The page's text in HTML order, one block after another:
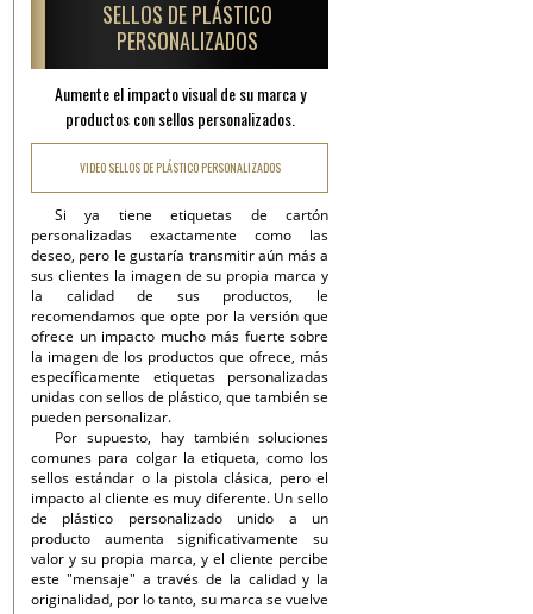
SELLOS DE PLÁSTICO
PERSONALIZADOS
Aumente el impacto visual de su marca y
productos con sellos personalizados.
VIDEO SELLOS DE PLÁSTICO PERSONALIZADOS
Si ya tiene etiquetas de cartón
personalizadas exactamente como las
deseo, pero le gustaría transmitir aún más a
sus clientes la imagen de su propia marca y
la calidad de sus productos, le
recomendamos que opte por la versión que
ofrece un impacto mucho más fuerte sobre
la imagen de los productos que ofrece, más
específicamente etiquetas personalizadas
unidas con sellos de plástico, que también se
pueden personalizar.
Por supuesto, hay también soluciones
comunes para colgar la etiqueta, como los
sellos estándar o la pistola clásica, pero el
impacto al cliente es muy diferente. Un sello
de plástico personalizado unido a un
producto aumenta significativamente su
valor y su propia marca, y el cliente percibe
este "mensaje" a través de la calidad y la
originalidad, por lo tanto, su marca se vuelve